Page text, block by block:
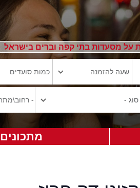
על מסעדות בתי קפה וברים בישראל
מתכונים